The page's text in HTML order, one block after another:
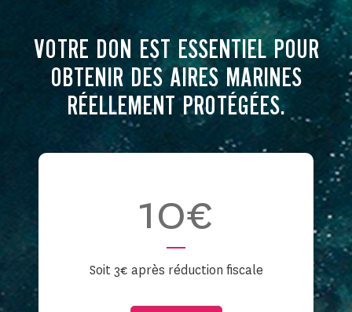
VOTRE DON EST ESSENTIEL POUR
OBTENIR DES AIRES MARINES
RÉELLEMENT PROTÉGÉES.
10€
Soit 3€ après réduction fiscale